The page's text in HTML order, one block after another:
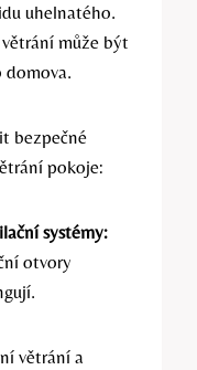
uhelnatého.
může být
domova.
bezpečné
pokoje:
systémy:
otvory
větrání a